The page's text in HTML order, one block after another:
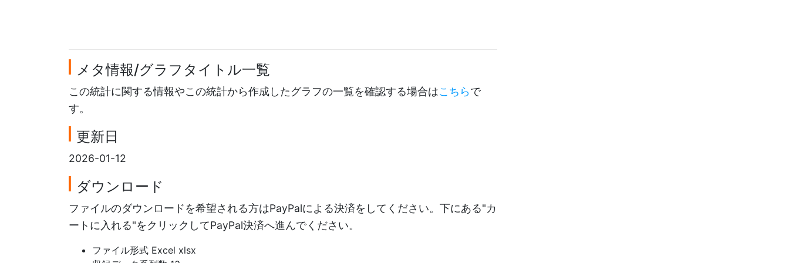
メタ情報/グラフタイトル一覧
この統計に関する情報やこの統計から作成したグラフの一覧を確認する場合はこちらで
す。
更新日
2026-01-12
ダウンロード
ファイルのダウンロードを希望される方はPayPalによる決済をしてください。下にある"カ
ートに入れる"をクリックしてPayPal決済へ進んでください。
ファイル形式 Excel xlsx